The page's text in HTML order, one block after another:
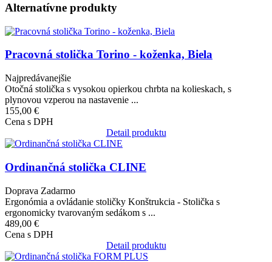
Alternatívne produkty
Obrázok
Pracovná stolička Torino - koženka, Biela
Najpredávanejšie
Otočná stolička s vysokou opierkou chrbta na kolieskach, s
plynovou vzperou na nastavenie ...
155,00 €
Cena s DPH
Detail produktu
Obrázok
Ordinančná stolička CLINE
Doprava Zadarmo
Ergonómia a ovládanie stoličky Konštrukcia - Stolička s
ergonomicky tvarovaným sedákom s ...
489,00 €
Cena s DPH
Detail produktu
Obrázok